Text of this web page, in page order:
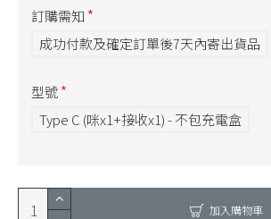
訂購需知
成功付款及確定訂單後7天內寄出貨品
型號
Type C (咪x1+接收x1) - 不包充電盒
加入購物車